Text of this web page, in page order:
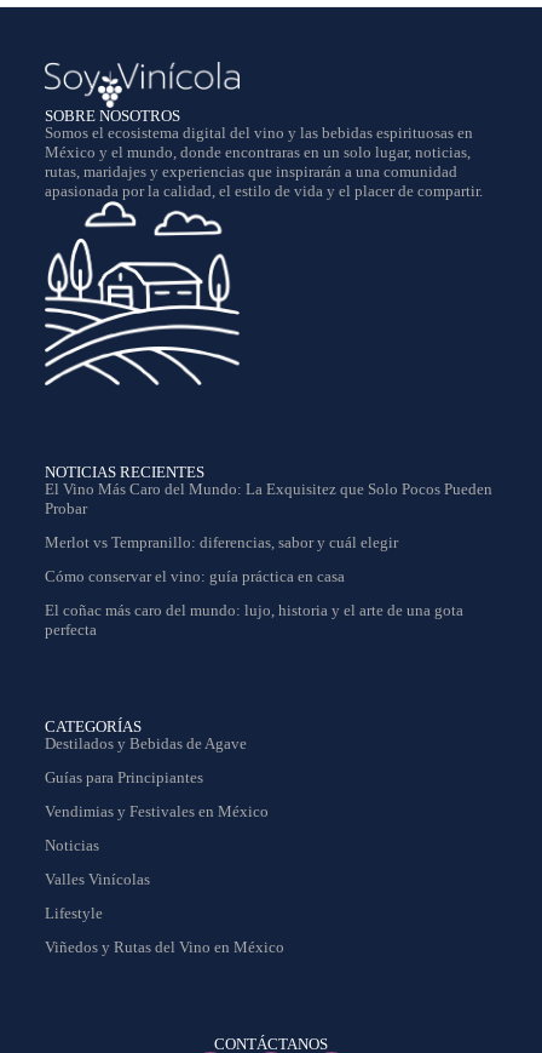
SOBRE NOSOTROS
Somos el ecosistema digital del vino y las bebidas espirituosas en
México y el mundo, donde encontraras en un solo lugar, noticias,
rutas, maridajes y experiencias que inspirarán a una comunidad
apasionada por la calidad, el estilo de vida y el placer de compartir.
NOTICIAS RECIENTES
El Vino Más Caro del Mundo: La Exquisitez que Solo Pocos Pueden
Probar
Merlot vs Tempranillo: diferencias, sabor y cuál elegir
Cómo conservar el vino: guía práctica en casa
El coñac más caro del mundo: lujo, historia y el arte de una gota
perfecta
CATEGORÍAS
Destilados y Bebidas de Agave
Guías para Principiantes
Vendimias y Festivales en México
Noticias
Valles Vinícolas
Lifestyle
Viñedos y Rutas del Vino en México
CONTÁCTANOS